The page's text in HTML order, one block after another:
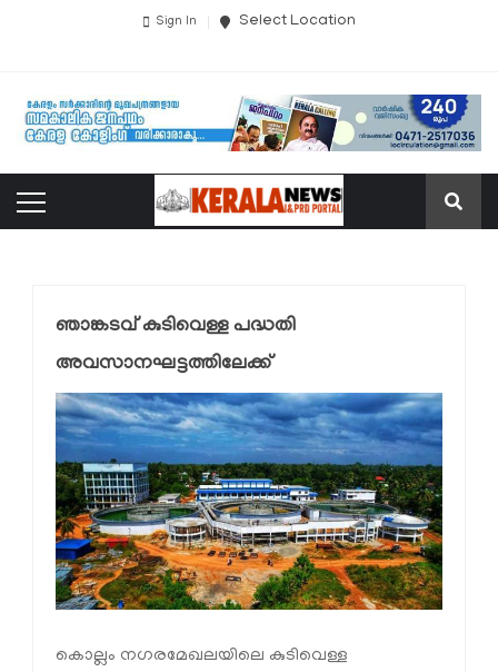
Sign In Select Location
ഞാങ്കടവ് കുടിവെള്ള പദ്ധതി
അവസാനഘട്ടത്തിലേക്ക്
കൊല്ലം നഗരമേഖലയിലെ കുടിവെള്ള